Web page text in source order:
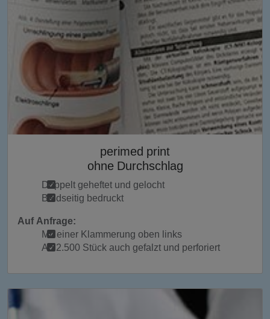
perimed print
ohne Durchschlag
Doppelt geheftet und gelocht
Beidseitig bedruckt
Auf Anfrage:
Mit einer Klammerung oben links
Ab 2.500 Stück auch gefalzt und perforiert